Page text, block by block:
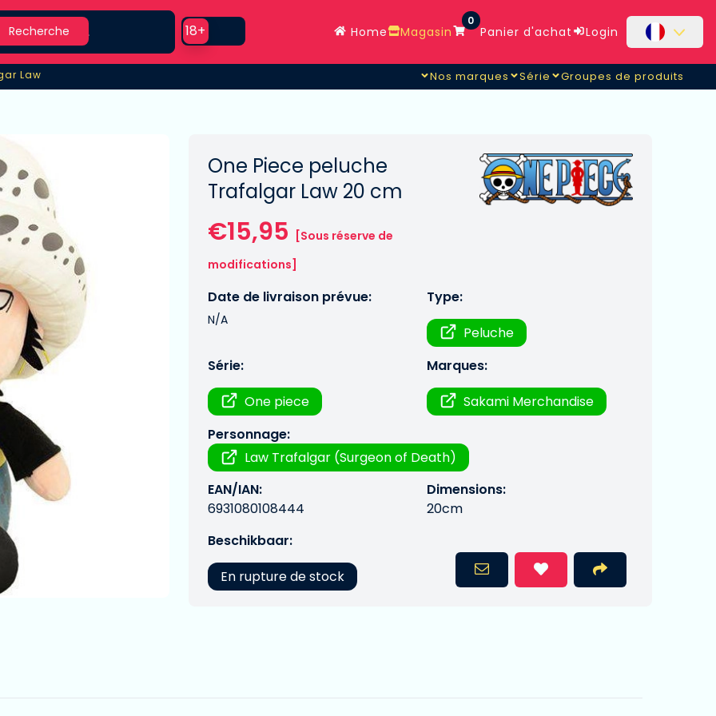
Recherche
Use setting
18+ Home Magasin
0
Panier d'achat Login
Law
Law Nos marques Série Groupes de produits
One Piece peluche
Trafalgar Law 20 cm
€15,95
[Sous réserve de
modifications]
Date de livraison prévue:
N/A
Type:
Peluche
Série:
One piece
Marques:
Sakami Merchandise
Personnage:
Law Trafalgar (Surgeon of Death)
EAN/IAN:
6931080108444
Dimensions:
20cm
Beschikbaar:
En rupture de stock